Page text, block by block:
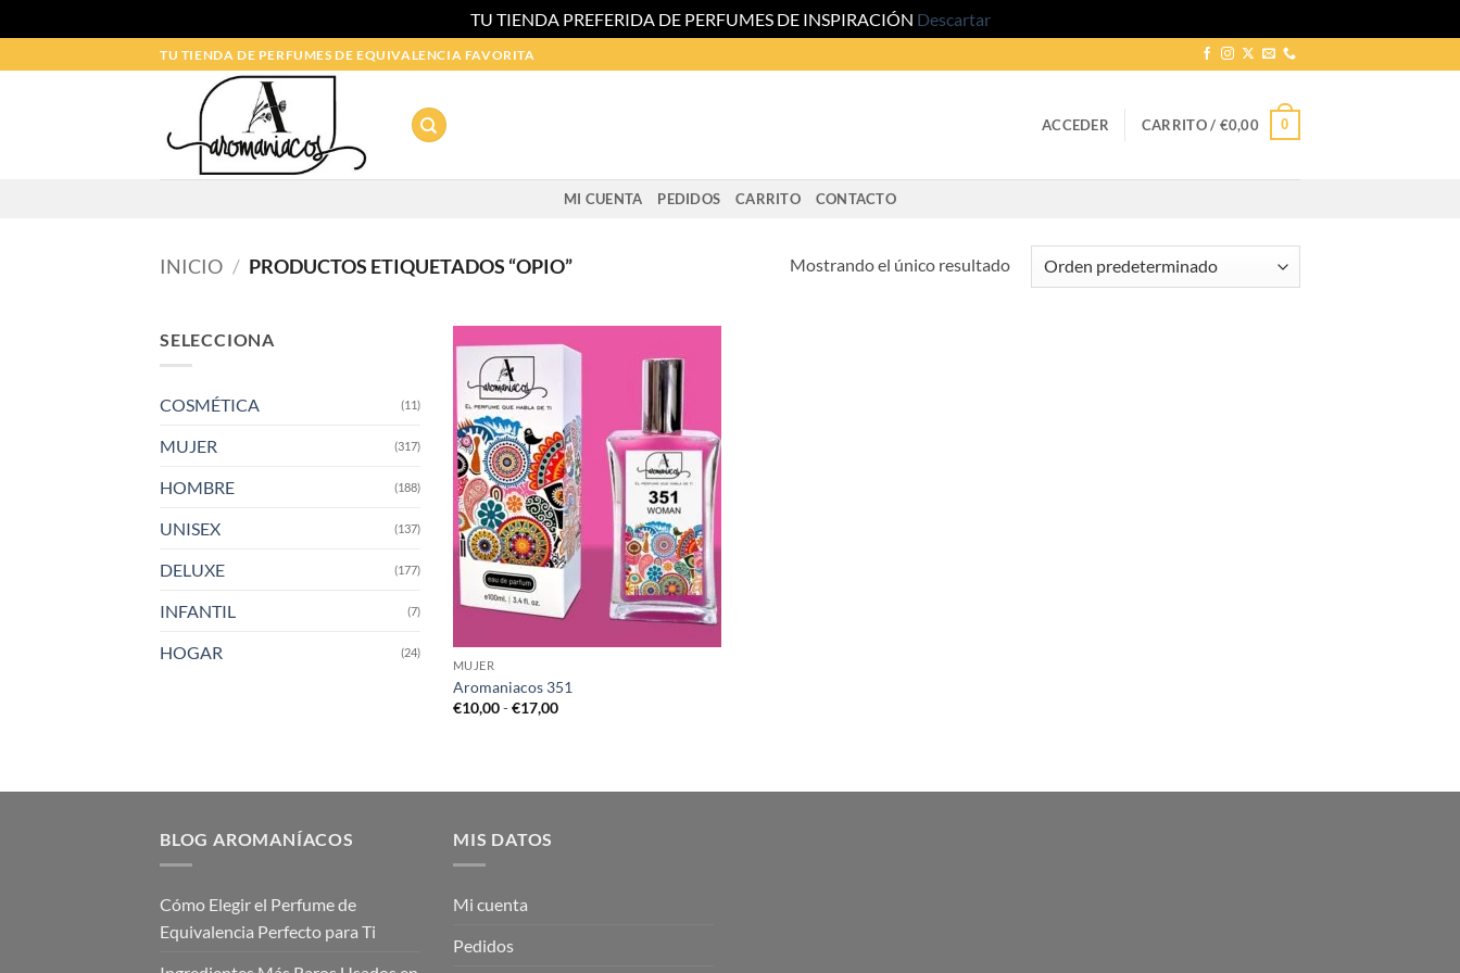
TU TIENDA PREFERIDA DE PERFUMES DE INSPIRACIÓN Descartar
al
TU TIENDA DE PERFUMES DE EQUIVALENCIA FAVORITA
ACCEDER CARRITO / €0,00 0
MI CUENTA PEDIDOS CARRITO CONTACTO
INICIO / PRODUCTOS ETIQUETADOS “OPIO” Mostrando el único resultado
SELECCIONA
COSMÉTICA (11)
MUJER (317)
HOMBRE (188)
UNISEX (137)
DELUXE (177)
INFANTIL (7)
HOGAR
(24)
MUJER
Aromaniacos 351
€10,00-€17,00Rango
€17,00
BLOG AROMANÍACOS
Cómo Elegir el Perfume de
Equivalencia Perfecto para Ti
MIS DATOS
Mi cuenta
Pedidos